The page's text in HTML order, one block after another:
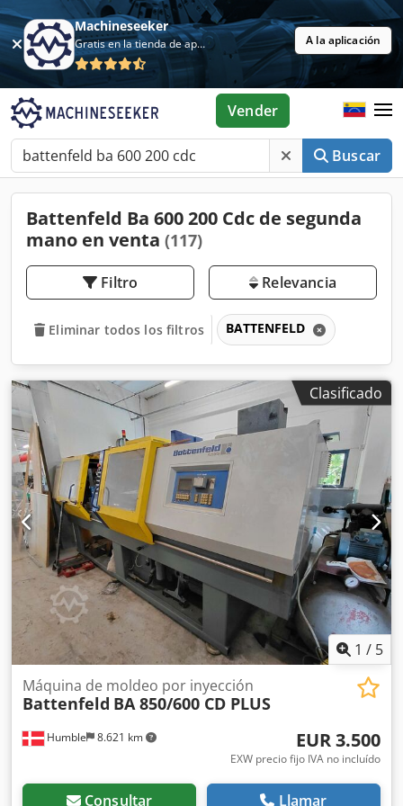
Machineseeker
Gratis en la tienda de aplicaciones A la aplicación
Buscar
Vender
Battenfeld Ba 600 200 Cdc de segunda
mano en venta (117)
Filtro Relevancia
Eliminar todos los filtros BATTENFELD
Clasificado
1 / 5
Humble 8.621 km
Máquina de moldeo por inyección
Battenfeld BA 850/600 CD PLUS
EUR 3.500
EXW precio fijo IVA no incluído
Consultar Llamar